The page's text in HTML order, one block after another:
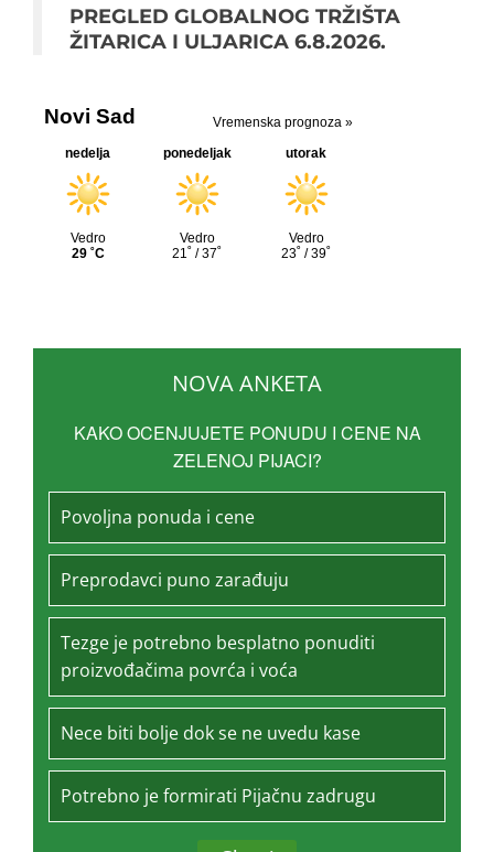
PREGLED GLOBALNOG TRŽIŠTA
ŽITARICA I ULJARICA 6.8.2026.
NOVA ANKETA
KAKO OCENJUJETE PONUDU I CENE NA
ZELENOJ PIJACI?
Povoljna ponuda i cene
Preprodavci puno zarađuju
Tezge je potrebno besplatno ponuditi
proizvođačima povrća i voća
Nece biti bolje dok se ne uvedu kase
Potrebno je formirati Pijačnu zadrugu